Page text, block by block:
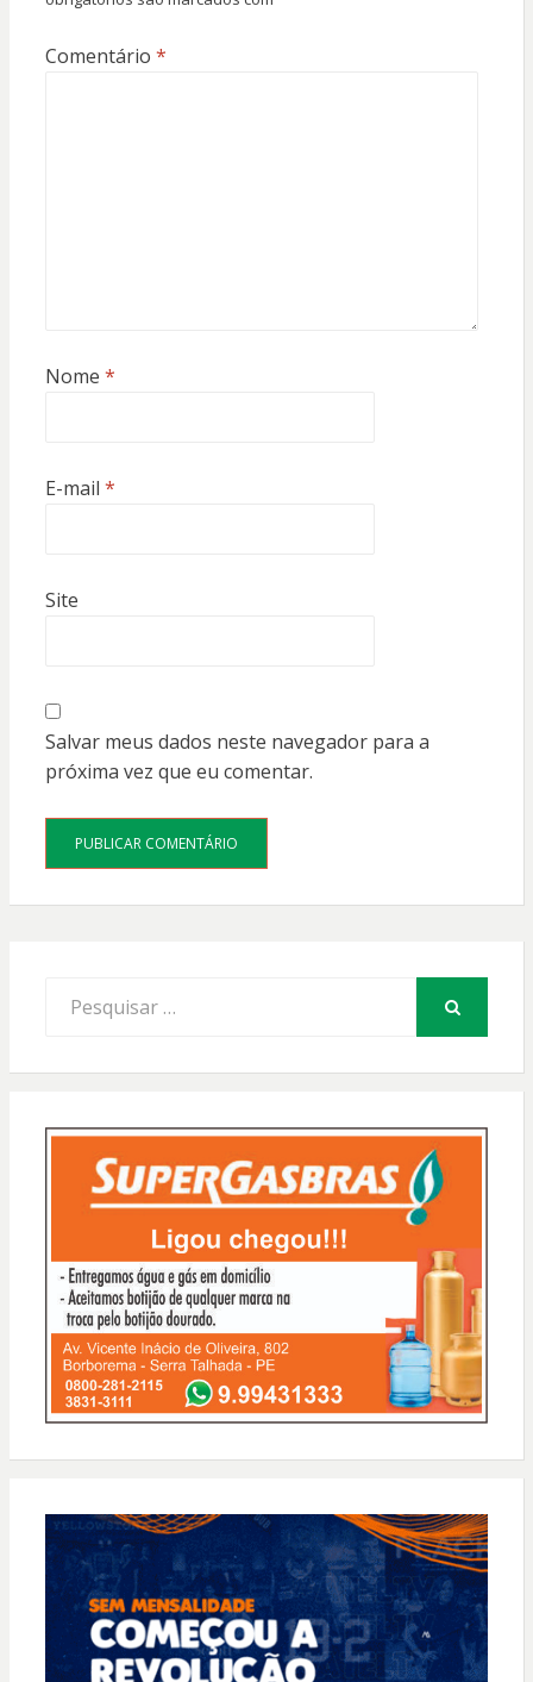
Comentário *
Nome *
E-mail *
Site
Salvar meus dados neste navegador para a
próxima vez que eu comentar.
por: